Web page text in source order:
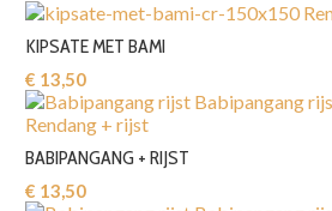
KIPSATE MET BAMI
€ 13,50‎
BABIPANGANG + RIJST
€ 13,50‎